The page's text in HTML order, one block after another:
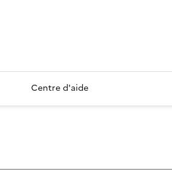
Centre d'aide